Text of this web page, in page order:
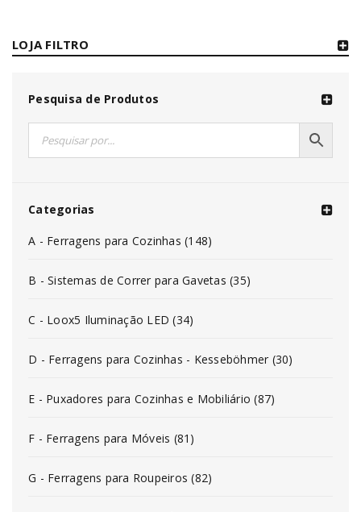
LOJA FILTRO
Pesquisa de Produtos
Categorias
A - Ferragens para Cozinhas (148)
B - Sistemas de Correr para Gavetas (35)
C - Loox5 Iluminação LED (34)
D - Ferragens para Cozinhas - Kesseböhmer (30)
E - Puxadores para Cozinhas e Mobiliário (87)
F - Ferragens para Móveis (81)
G - Ferragens para Roupeiros (82)